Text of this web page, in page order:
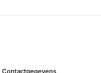
Contactgegevens